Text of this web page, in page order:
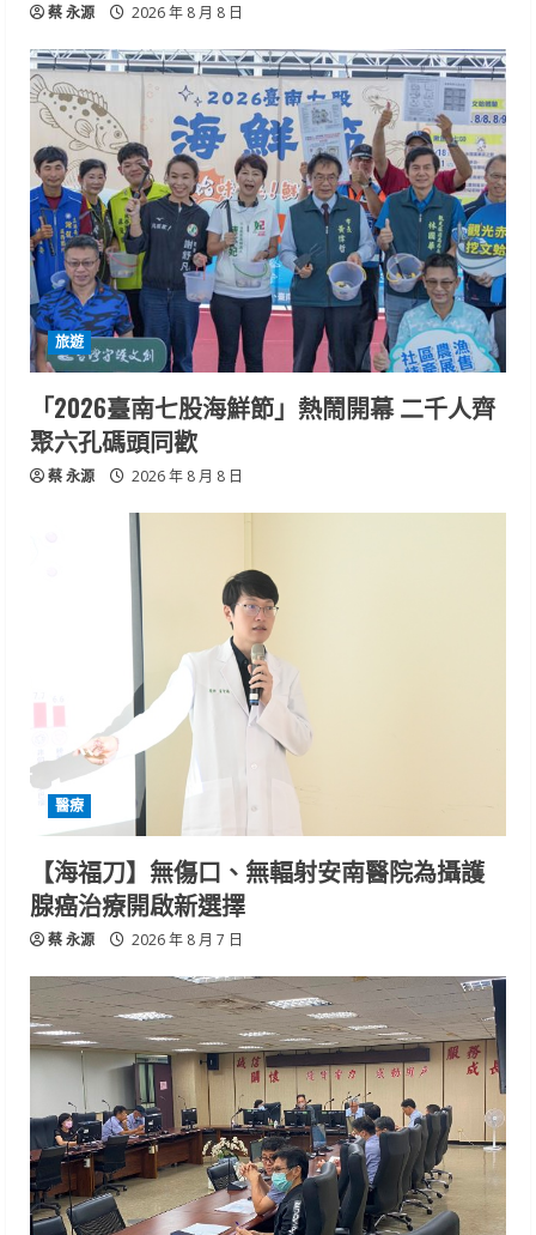
蔡 永源 2026 年 8 月 8 日
旅遊
「2026臺南七股海鮮節」熱鬧開幕 二千人齊
聚六孔碼頭同歡
蔡 永源 2026 年 8 月 8 日
醫療
【海福刀】無傷口、無輻射安南醫院為攝護
腺癌治療開啟新選擇
蔡 永源 2026 年 8 月 7 日